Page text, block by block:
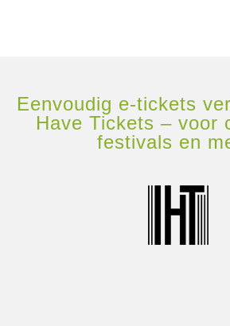
Eenvoudig e-tickets
Have Tickets – voor
festivals en